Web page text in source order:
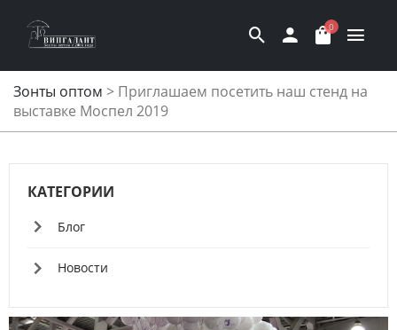
0
Зонты оптом > Приглашаем посетить наш стенд на
выставке Моспел 2019
КАТЕГОРИИ
Блог
Новости